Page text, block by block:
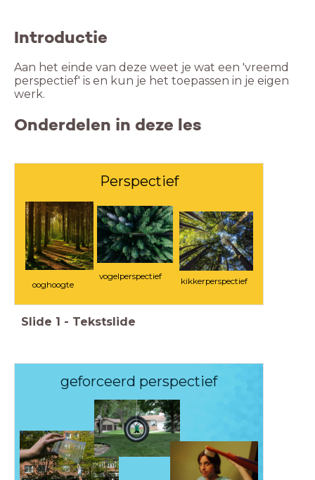
Introductie
Aan het einde van deze weet je wat een 'vreemd
perspectief' is en kun je het toepassen in je eigen
werk.
Onderdelen in deze les
Perspectief
ooghoogte
vogelperspectief kikkerperspectief
Slide 1 - Tekstslide
geforceerd perspectief